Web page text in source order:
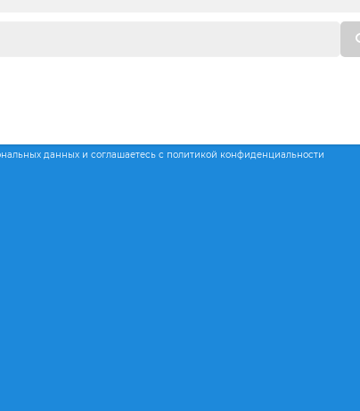
данных и соглашаетесь с политикой конфиденциальности